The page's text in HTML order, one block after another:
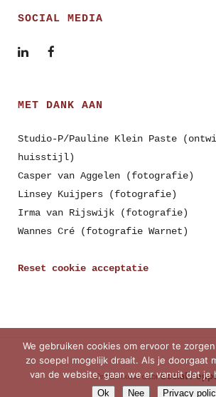
SOCIAL MEDIA
MET DANK AAN
Studio-P/Pauline Klein Paste
huisstijl)
Casper van Aggelen (fotografie)
Linsey Kuijpers (fotografie)
Irma van Rijswijk (fotografie)
Wannes Cré (fotografie Warnet)
Reset cookie acceptatie
Ontwikkeld doorSocial
We gebruiken cookies om ervoor te
zo soepel mogelijk draait. Als je doorgaat
van de website, gaan we er vanuit dat je
Ok Nee Privacy